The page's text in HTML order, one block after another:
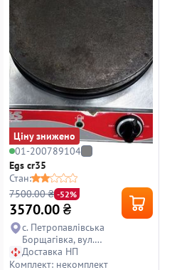
Ціну знижено
01-200789104
Egs cr35
Стан:
7500.00 ₴ -52%
3570.00₴
с. Петропавлівська
Борщагівка, вул.
Петропавлівська, 14
Доставка НП
Комплект: некомплект